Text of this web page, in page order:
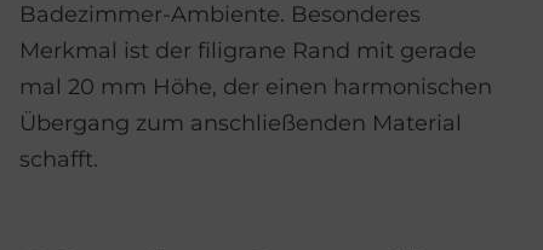
Badezimmer-Ambiente. Besonderes
Merkmal ist der filigrane Rand mit gerade
mal 20 mm Höhe, der einen harmonischen
Übergang zum anschließenden Material
schafft.